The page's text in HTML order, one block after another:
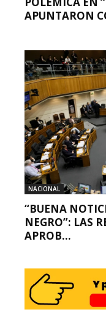
APUNTARON
NACIONAL
“BUENA
NEGRO”: LAS
APROB...